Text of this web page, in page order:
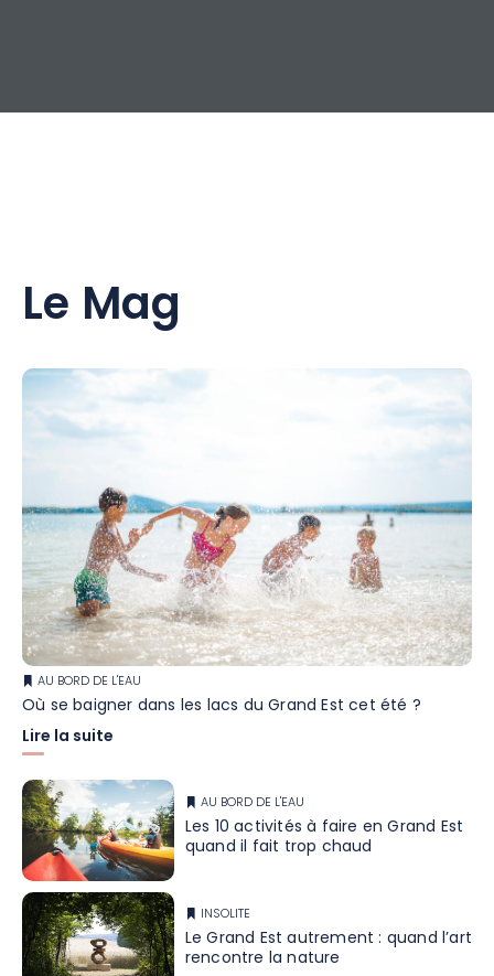
Le Mag
AU BORD DE L'EAU
Où se baigner dans les lacs du Grand Est cet été ?
Lire la suite
AU BORD DE L'EAU
Les 10 activités à faire en Grand Est
quand il fait trop chaud
INSOLITE
Le Grand Est autrement : quand l’art
rencontre la nature